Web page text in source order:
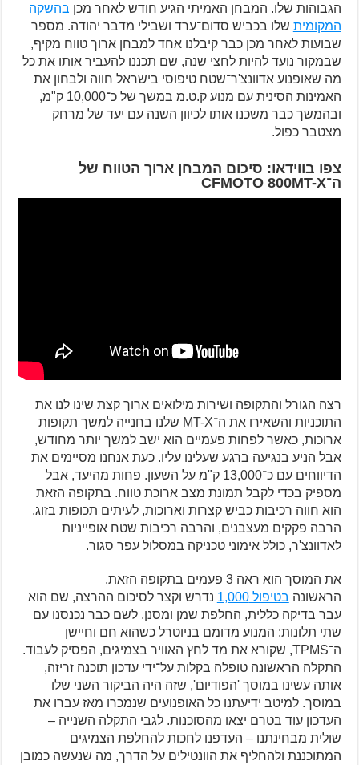
הגבוהות שלו. המבחן האמיתי הגיע חודש לאחר מכן בהשקה
המקומית שלו בכביש סדום־ערד ושבילי מדבר יהודה. מספר
שבועות לאחר מכן כבר קיבלנו אחד למבחן ארוך טווח מקיף,
שבמקור נועד להיות לחצי שנה, שם תכננו להעביר אותו את כל
מה שאופנוע אדוונצ'ר־שטח טיפוסי בישראל חווה ולבחון את
האמינות הסינית עם מנוע ק.ט.מ במשך של כ־10,000 ק"מ,
ובהמשך כבר משכנו אותו לכיוון השנה עם יעד של מרחק
מצטבר כפול.
צפו בווידאו: סיכום המבחן ארוך הטווח של
ה־CFMOTO 800MT-X
רצה הגורל והתקופה ושירות מילואים ארוך קצת שינו לנו את
התוכניות והשאירו את ה־MT-X שלנו בחנייה למשך תקופות
ארוכות, כאשר לפחות פעמיים הוא ישב למשך יותר מחודש,
אבל הניע בנגיעה ברגע שעלינו עליו. כעת אנחנו מסיימים את
הדיווחים עם כ־13,000 ק"מ על השעון. פחות מהיעד, אבל
מספיק בכדי לקבל תמונת מצב ארוכת טווח. בתקופה הזאת
הוא חווה רכיבות כביש קצרות וארוכות, לעיתים תכופות בזוג,
הרבה פקקים מעצבנים, והרבה רכיבות שטח אופייניות
לאדוונצ'ר, כולל אימוני טכניקה במסלול עפר סגור.
את המוסך הוא ראה 3 פעמים בתקופה הזאת.
הראשונה בטיפול 1,000
נדרש וקצר לסיכום ההרצה, שם הוא
עבר בדיקה כללית, החלפת שמן ומסנן. לשם כבר נכנסנו עם
שתי תלונות: המנוע מדומם בניוטרל כשהוא חם וחיישן
ה־TPMS, שקורא את מד לחץ האוויר בצמיגים, הפסיק לעבוד.
התקלה הראשונה טופלה בקלות על־ידי עדכון תוכנה זריזה,
אותה עשינו במוסך 'הפודיום', שזה היה הביקור השני שלו
במוסך. למיטב ידיעתנו כל האופנועים שנמכרו מאז עברו את
העדכון עוד בטרם יצאו מהסוכנות. לגבי התקלה השנייה –
שולית מבחינתנו – העדפנו לחכות להחלפת הצמיגים
המתוכננת ולהחליף את הוונטילים על הדרך, מה שנעשה כמובן